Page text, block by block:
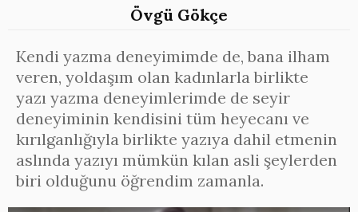
Övgü Gökçe
Kendi yazma deneyimimde de, bana ilham
veren, yoldaşım olan kadınlarla birlikte
yazı yazma deneyimlerimde de seyir
deneyiminin kendisini tüm heyecanı ve
kırılganlığıyla birlikte yazıya dahil etmenin
aslında yazıyı mümkün kılan asli şeylerden
biri olduğunu öğrendim zamanla.